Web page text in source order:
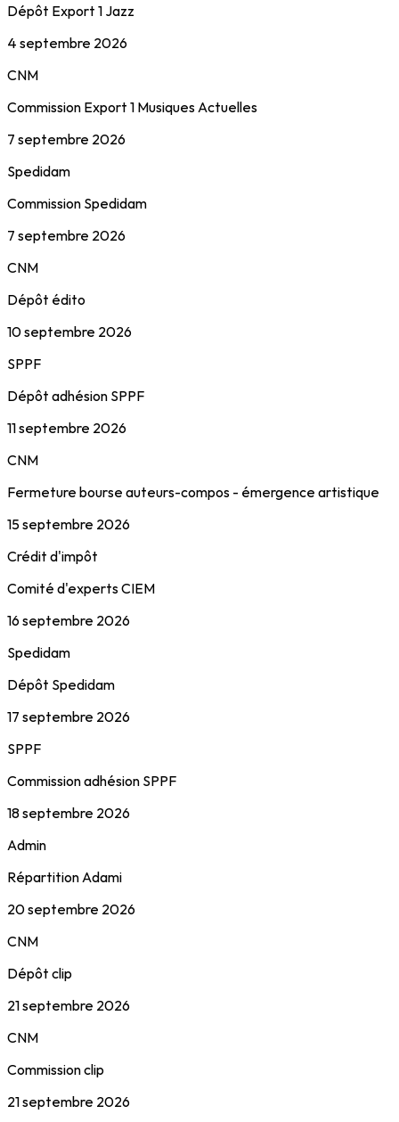
Dépôt Export 1 Jazz
4 septembre 2026
CNM
Commission Export 1 Musiques Actuelles
7 septembre 2026
Spedidam
Commission Spedidam
7 septembre 2026
CNM
Dépôt édito
10 septembre 2026
SPPF
Dépôt adhésion SPPF
11 septembre 2026
CNM
Fermeture bourse auteurs-compos - émergence artistique
15 septembre 2026
Crédit d'impôt
Comité d'experts CIEM
16 septembre 2026
Spedidam
Dépôt Spedidam
17 septembre 2026
SPPF
Commission adhésion SPPF
18 septembre 2026
Admin
Répartition Adami
20 septembre 2026
CNM
Dépôt clip
21 septembre 2026
CNM
Commission clip
21 septembre 2026